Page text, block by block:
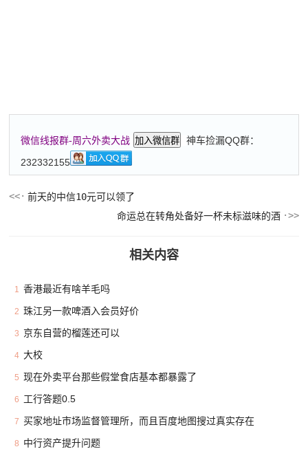
微信线报群-周六外卖大战 加入微信群
神车捡漏QQ群：
232332155
前天的中信10元可以领了
命运总在转角处备好一杯未标滋味的酒
相关内容
1 香港最近有啥羊毛吗
2 珠江另一款啤酒入会员好价
3 京东自营的榴莲还可以
4 大校
5 现在外卖平台那些假堂食店基本都暴露了
6 工行答题0.5
7 买家地址市场监督管理所，而且百度地图搜过真实存在
8 中行资产提升问题